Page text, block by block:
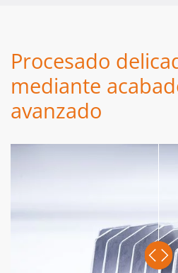
Procesado
mediante
avanzado